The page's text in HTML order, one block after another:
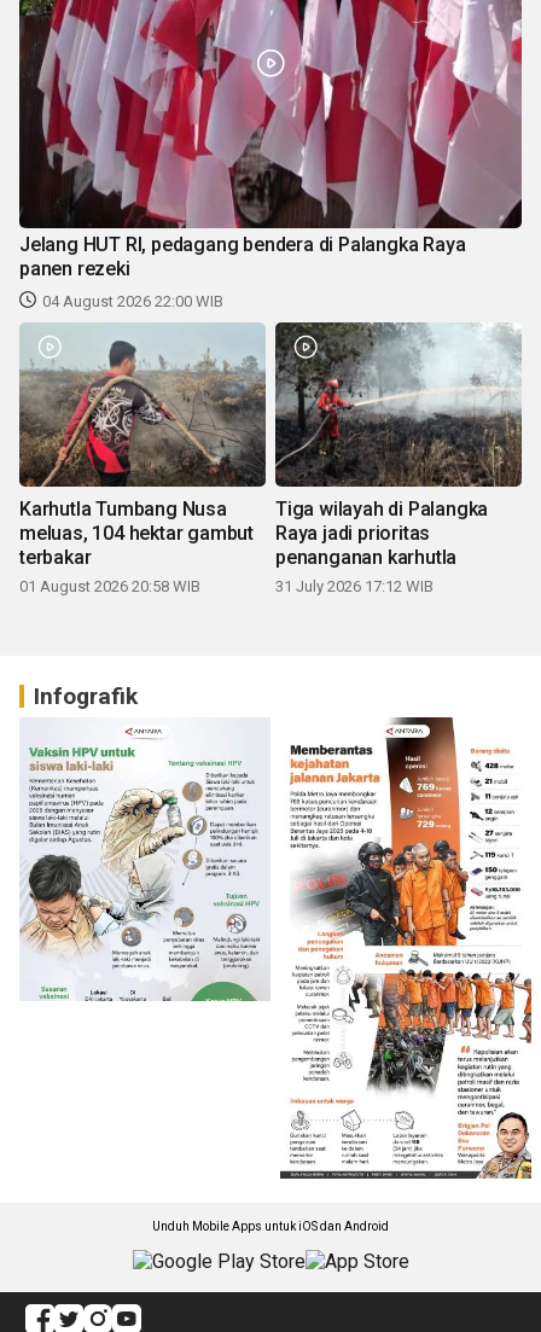
Jelang HUT RI, pedagang bendera di Palangka Raya
panen rezeki
04 August 2026 22:00 WIB
Karhutla Tumbang Nusa
meluas, 104 hektar gambut
terbakar
01 August 2026 20:58 WIB
Tiga wilayah di Palangka
Raya jadi prioritas
penanganan karhutla
31 July 2026 17:12 WIB
Infografik
Unduh Mobile Apps untuk iOS dan Android